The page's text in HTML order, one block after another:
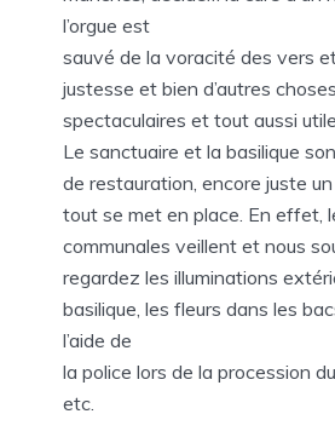
l’orgue est
sauvé de la voracité des vers
justesse et bien d’autres
spectaculaires et tout aussi
Le sanctuaire et la basilique
de restauration, encore juste
tout se met en place. En effet,
communales veillent et nous
regardez les illuminations
basilique, les fleurs dans les
l’aide de
la police lors de la procession
etc.